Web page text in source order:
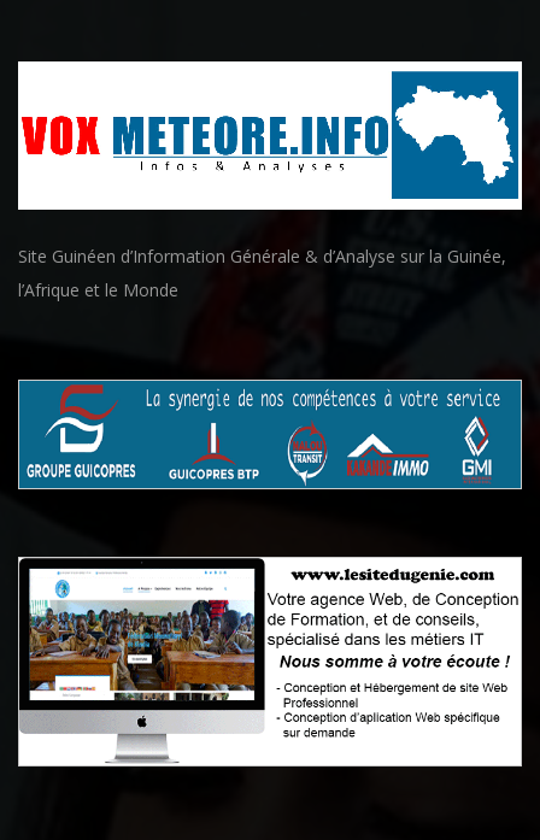
Site Guinéen d’Information Générale & d’Analyse sur la Guinée,
l’Afrique et le Monde